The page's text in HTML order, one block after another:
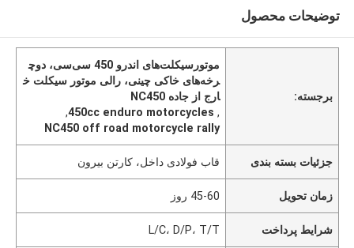
توضیحات محصول
برجسته:
موتورسیکلت‌های اندرو 450 سی‌سی، دوچ
رخه‌های خاکی چینی، رالی موتور سیکلت خ
ارج از جاده NC450
,
450cc enduro motorcycles
,
NC450 off road motorcycle rally
جزئیات بسته بندی قاب فولادی داخل، کارتن بیرون
زمان تحویل 45-60 روز
شرایط پرداخت L/C، D/P، T/T